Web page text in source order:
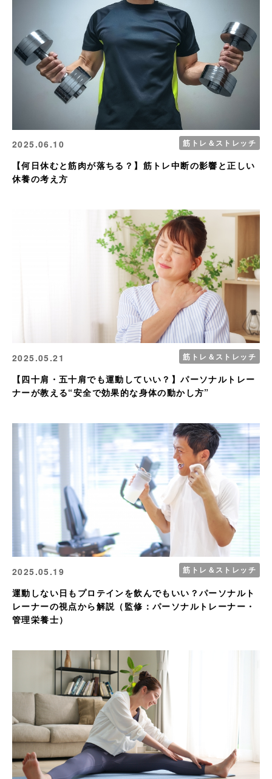
2025.06.10 筋トレ＆ストレッチ
【何日休むと筋肉が落ちる？】筋トレ中断の影響と正しい
休養の考え方
2025.05.21 筋トレ＆ストレッチ
【四十肩・五十肩でも運動していい？】パーソナルトレー
ナーが教える“安全で効果的な身体の動かし方”
2025.05.19 筋トレ＆ストレッチ
運動しない日もプロテインを飲んでもいい？パーソナルト
レーナーの視点から解説（監修：パーソナルトレーナー・
管理栄養士）